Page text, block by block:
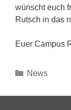
wünscht euch
Rutsch in das
Euer Campus
Kategorien
News